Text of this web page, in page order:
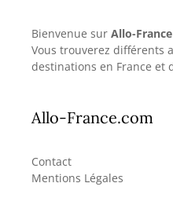
Bienvenue sur Allo-France
Vous trouverez différents
destinations en France et
Allo-France.com
Contact
Mentions Légales